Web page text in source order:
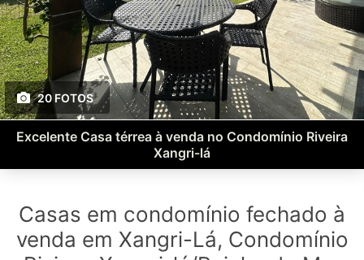
20 FOTOS
Excelente Casa térrea à venda no Condomínio Riveira
Xangri-lá
Casas em condomínio fechado à
venda em Xangri-Lá, Condomínio